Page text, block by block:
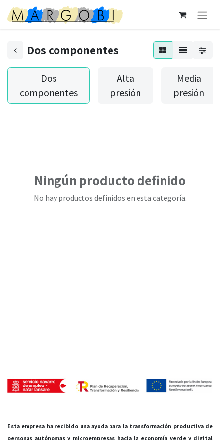
Dos componentes
Dos
componentes
Alta
presión
Media
presión
Ningún producto definido
No hay productos definidos en esta categoría.
Esta empresa ha recibido una ayuda para la transformación productiva de
personas autónomas y microempresas hacia la economía verde y digital